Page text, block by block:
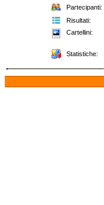
Partecipanti:
Risultati:
Cartellini:
Statistiche: